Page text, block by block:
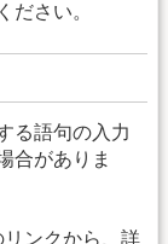
ださい。
る語句の入力
合がありま
ンクから、詳